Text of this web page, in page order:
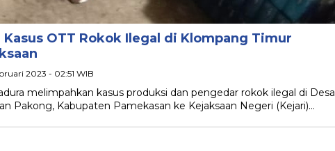
Kasus OTT Rokok Ilegal di Klompang Timur
2023 - 02:51 WIB
melimpahkan kasus produksi dan pengedar rokok ilegal di Desa
Pakong, Kabupaten Pamekasan ke Kejaksaan Negeri (Kejari)…